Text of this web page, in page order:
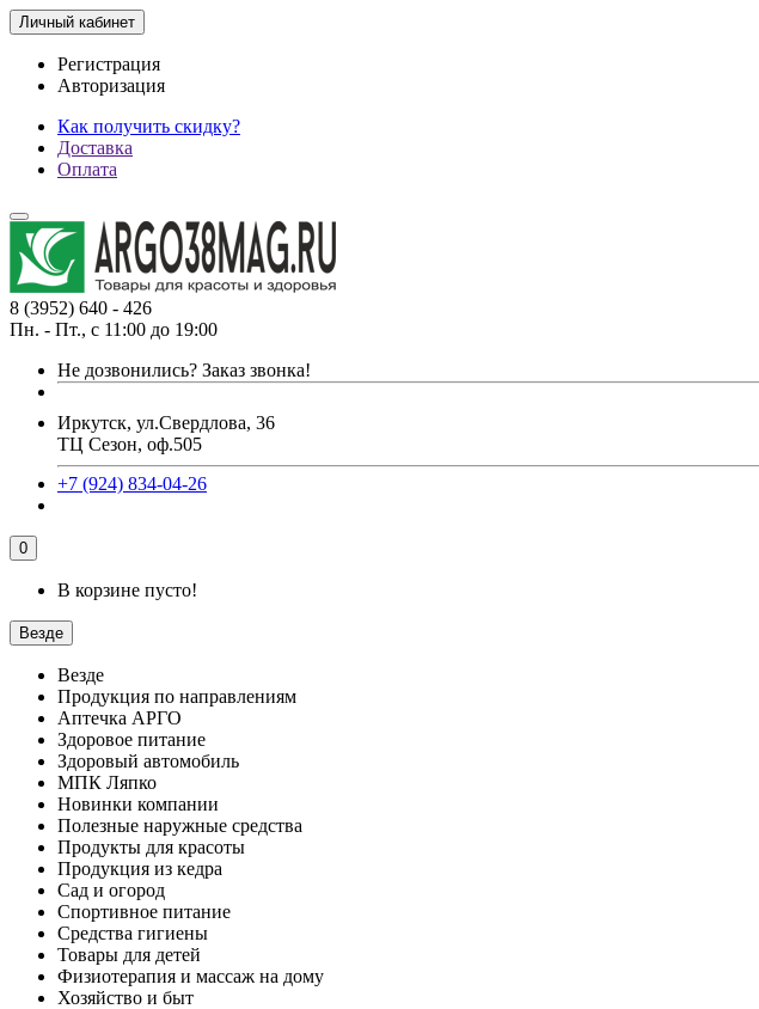
Личный кабинет
Регистрация
Авторизация
Как получить скидку?
Доставка
Оплата
8 (3952) 640 - 426
Пн. - Пт., с 11:00 до 19:00
Не дозвонились? Заказ звонка!
Иркутск, ул.Свердлова, 36
ТЦ Сезон, оф.505
+7 (924) 834-04-26
0
В корзине пусто!
Везде
Везде
Продукция по направлениям
Аптечка АРГО
Здоровое питание
Здоровый автомобиль
МПК Ляпко
Новинки компании
Полезные наружные средства
Продукты для красоты
Продукция из кедра
Сад и огород
Спортивное питание
Средства гигиены
Товары для детей
Физиотерапия и массаж на дому
Хозяйство и быт